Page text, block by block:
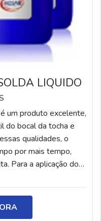
LIQUIDO
um produto excelente,
do bocal da tocha e
qualidades, o
por mais tempo,
Para a aplicação do
O produto é
por possuir
para evitar a